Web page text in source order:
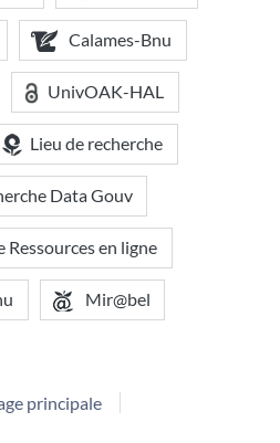
Calames-Bnu
UnivOAK-HAL
Lieu de recherche
Data Gouv
Ressources en ligne
Mir@bel
principale